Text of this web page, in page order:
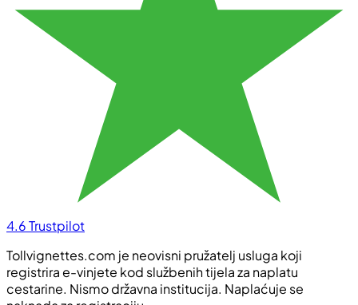
4.6Trustpilot
Tollvignettes.com je neovisni pružatelj usluga koji
registrira e-vinjete kod službenih tijela za naplatu
cestarine. Nismo državna institucija. Naplaćuje se